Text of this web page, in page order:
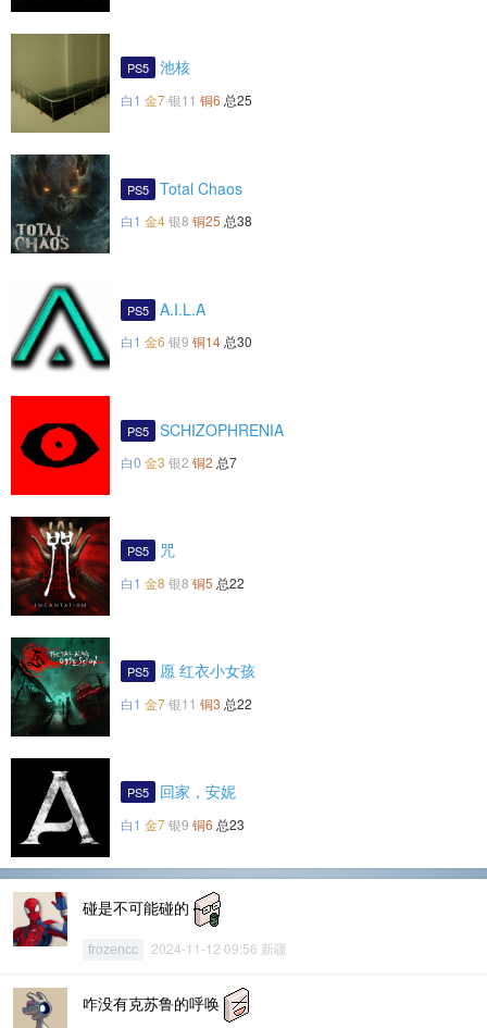
PS5 池核
白1 金7银11 铜6 总25
PS5 Total Chaos
白1 金4银8 铜25 总38
PS5 A.I.L.A
白1 金6 银9 铜14 总30
PS5 SCHIZOPHRENIA
白0 金3 银2 铜2 总7
PS5 咒
白1 金8 银8 铜5 总22
PS5 愿 红衣小女孩
白1 金7银11 铜3 总22
PS5 回家，安妮
白1 金7银9 铜6 总23
碰是不可能碰的
frozencc 2024-11-12 09:56 新疆
咋没有克苏鲁的呼唤